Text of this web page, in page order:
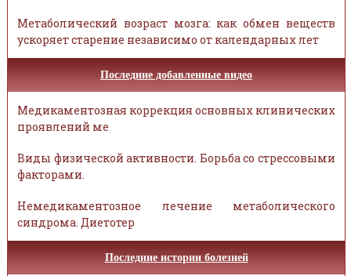
Метаболический возраст мозга: как обмен веществ
ускоряет старение независимо от календарных лет
Последние добавленные видео
Медикаментозная коррекция основных клинических
проявлений ме
Виды физической активности. Борьба со стрессовыми
факторами.
Немедикаментозное лечение метаболического
синдрома. Диетотер
Последние истории болезней